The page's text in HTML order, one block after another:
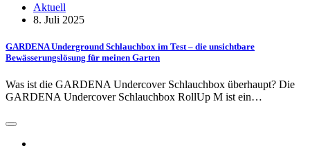
Aktuell
8. Juli 2025
GARDENA Under­ground Schlauchbox im Test – die unsichtbare
Bewässerungslösung für meinen Garten
Was ist die GARDENA Undercover Schlauchbox überhaupt? Die
GARDENA Undercover Schlauchbox RollUp M ist ein…